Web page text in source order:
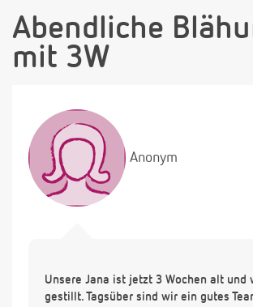
Abendliche
mit 3W
Anonym
Unsere Jana ist jetzt 3 Wochen alt und
gestillt. Tagsüber sind wir ein gutes